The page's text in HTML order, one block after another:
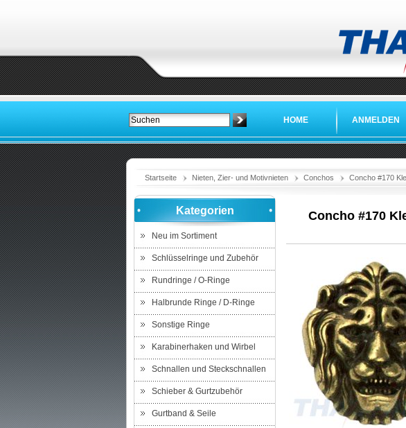
HOME ANMELDEN
Startseite Nieten, Zier- und Motivnieten Conchos Concho #170
Kategorien
Neu im Sortiment
Schlüsselringe und Zubehör
Rundringe / O-Ringe
Halbrunde Ringe / D-Ringe
Sonstige Ringe
Karabinerhaken und Wirbel
Schnallen und Steckschnallen
Schieber & Gurtzubehör
Gurtband & Seile
Concho #170